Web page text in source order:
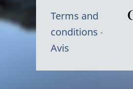
Terms and
conditions
Avis